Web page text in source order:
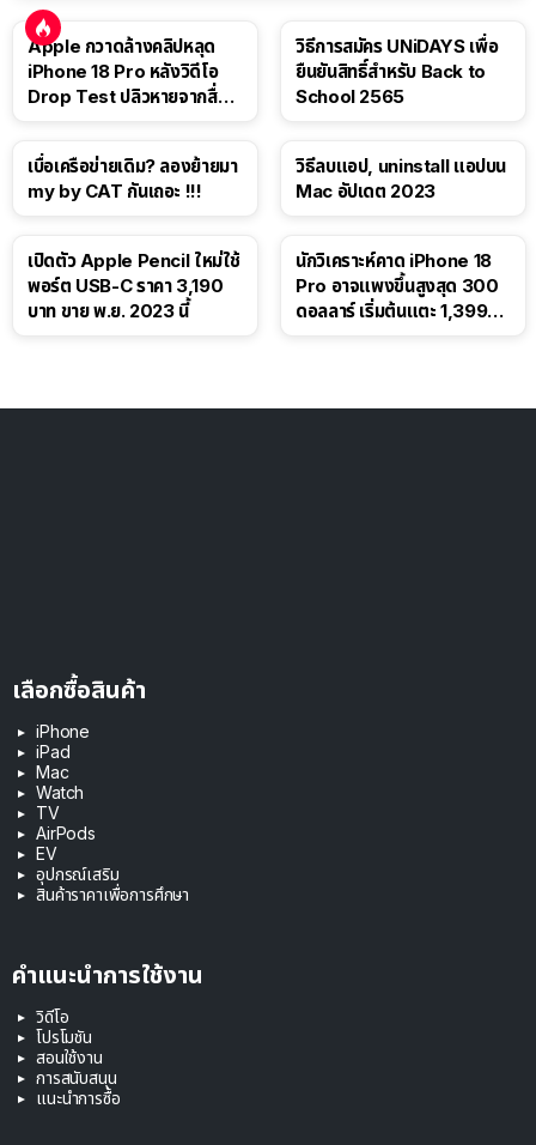
Apple กวาดล้างคลิปหลุด
iPhone 18 Pro หลังวิดีโอ
Drop Test ปลิวหายจากสื่อ
วิธีการสมัคร UNiDAYS เพื่อ
ยืนยันสิทธิ์สำหรับ Back to
School 2565
เบื่อเครือข่ายเดิม? ลองย้ายมา
my by CAT กันเถอะ !!!
วิธีลบแอป, uninstall แอปบน
Mac อัปเดต 2023
เปิดตัว Apple Pencil ใหม่ใช้
พอร์ต USB-C ราคา 3,190
บาท ขาย พ.ย. 2023 นี้
นักวิเคราะห์คาด iPhone 18
Pro อาจแพงขึ้นสูงสุด 300
ดอลลาร์ เริ่มต้นแตะ 1,399
เลือกซื้อสินค้า
iPhone
iPad
Mac
Watch
TV
AirPods
EV
อุปกรณ์เสริม
สินค้าราคาเพื่อการศึกษา
คำแนะนำการใช้งาน
วิดีโอ
โปรโมชัน
สอนใช้งาน
การสนับสนุน
แนะนำการซื้อ